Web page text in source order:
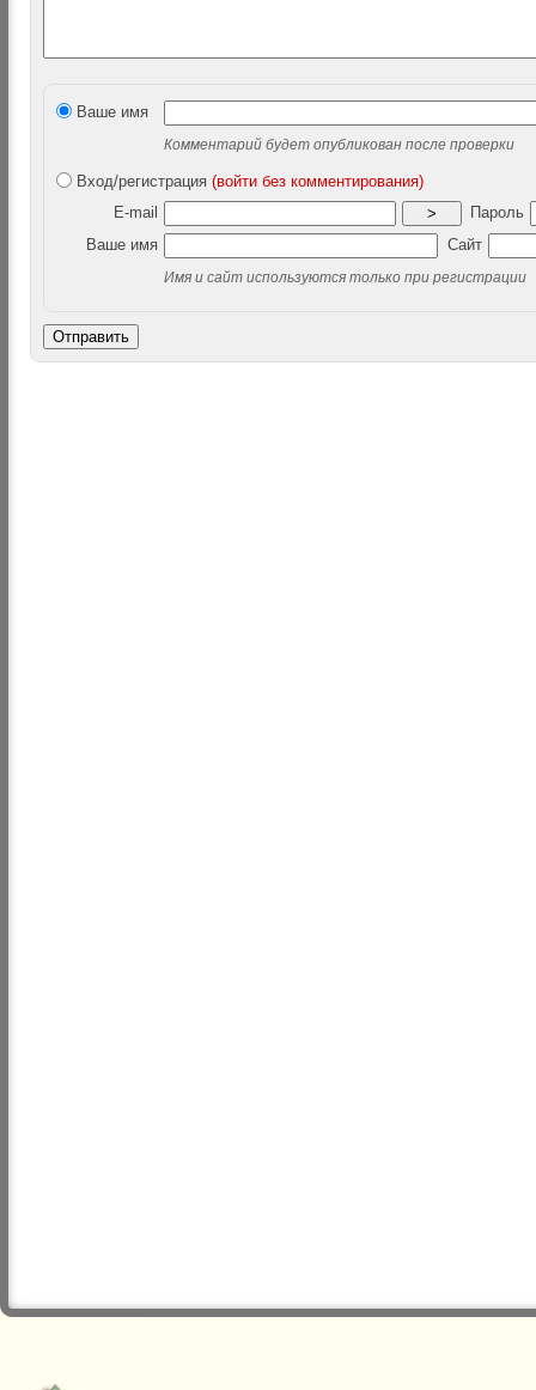
Ваше имя
Комментарий будет опубликован после проверки
Вход/регистрация (войти без комментирования)
E-mail
>
Пароль
Ваше имя
Сайт
Имя и сайт используются только при регистрации
Отправить